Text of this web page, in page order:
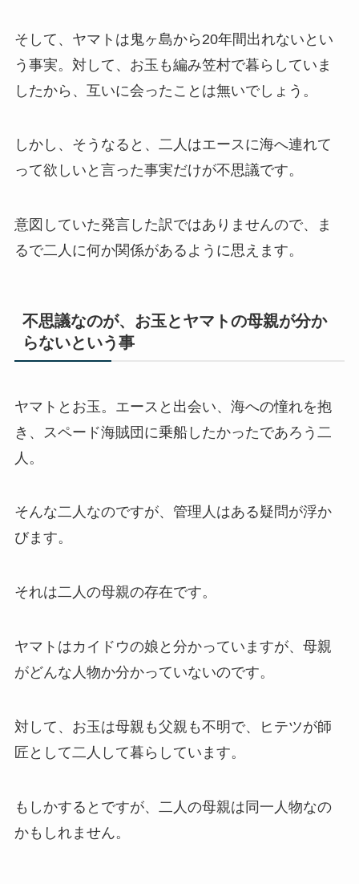
そして、ヤマトは鬼ヶ島から20年間出れないとい
う事実。対して、お玉も編み笠村で暮らしていま
したから、互いに会ったことは無いでしょう。
しかし、そうなると、二人はエースに海へ連れて
って欲しいと言った事実だけが不思議です。
意図していた発言した訳ではありませんので、ま
るで二人に何か関係があるように思えます。
不思議なのが、お玉とヤマトの母親が分か
らないという事
ヤマトとお玉。エースと出会い、海への憧れを抱
き、スペード海賊団に乗船したかったであろう二
人。
そんな二人なのですが、管理人はある疑問が浮か
びます。
それは二人の母親の存在です。
ヤマトはカイドウの娘と分かっていますが、母親
がどんな人物か分かっていないのです。
対して、お玉は母親も父親も不明で、ヒテツが師
匠として二人して暮らしています。
もしかするとですが、二人の母親は同一人物なの
かもしれません。